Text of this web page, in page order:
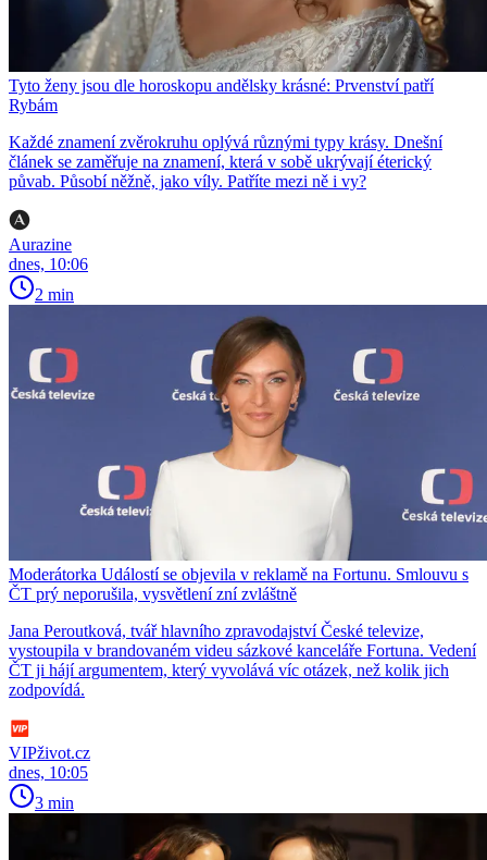
Tyto ženy jsou dle horoskopu andělsky krásné: Prvenství patří
Rybám
Každé znamení zvěrokruhu oplývá různými typy krásy. Dnešní
článek se zaměřuje na znamení, která v sobě ukrývají éterický
půvab. Působí něžně, jako víly. Patříte mezi ně i vy?
Aurazine
dnes, 10:06
2 min
Moderátorka Událostí se objevila v reklamě na Fortunu. Smlouvu s
ČT prý neporušila, vysvětlení zní zvláštně
Jana Peroutková, tvář hlavního zpravodajství České televize,
vystoupila v brandovaném videu sázkové kanceláře Fortuna. Vedení
ČT ji hájí argumentem, který vyvolává víc otázek, než kolik jich
zodpovídá.
VIPživot.cz
dnes, 10:05
3 min